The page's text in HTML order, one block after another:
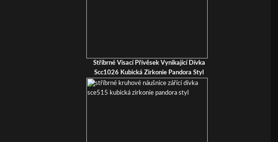
Stříbrné Visací Přívěsek Vynikající Dívka
Scc1026 Kubická Zirkonie Pandora Styl